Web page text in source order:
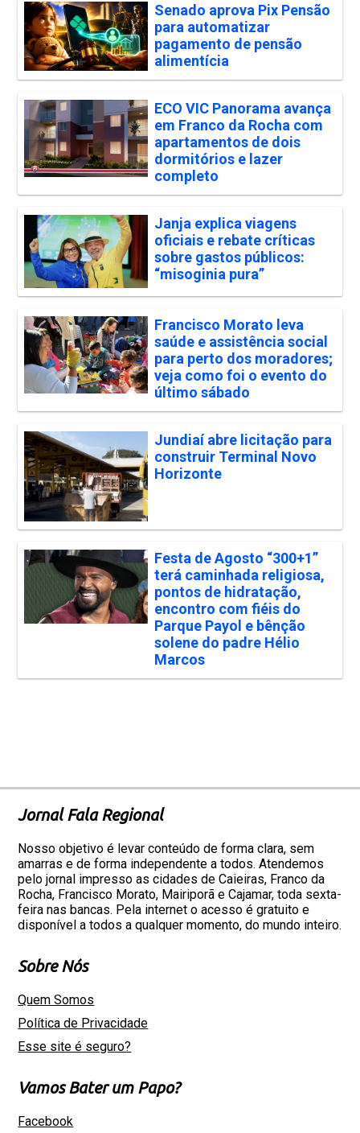
Senado aprova Pix Pensão
para automatizar
pagamento de pensão
alimentícia
ECO VIC Panorama avança
em Franco da Rocha com
apartamentos de dois
dormitórios e lazer
completo
Janja explica viagens
oficiais e rebate críticas
sobre gastos públicos:
“misoginia pura”
Francisco Morato leva
saúde e assistência social
para perto dos moradores;
veja como foi o evento do
último sábado
Jundiaí abre licitação para
construir Terminal Novo
Horizonte
Festa de Agosto “300+1”
terá caminhada religiosa,
pontos de hidratação,
encontro com fiéis do
Parque Payol e bênção
solene do padre Hélio
Marcos
Jornal Fala Regional
Nosso objetivo é levar conteúdo de forma clara, sem
amarras e de forma independente a todos. Atendemos
pelo jornal impresso as cidades de Caieiras, Franco da
Rocha, Francisco Morato, Mairiporã e Cajamar, toda sexta-
feira nas bancas. Pela internet o acesso é gratuito e
disponível a todos a qualquer momento, do mundo inteiro.
Sobre Nós
Quem Somos
Política de Privacidade
Esse site é seguro?
Vamos Bater um Papo?
Facebook